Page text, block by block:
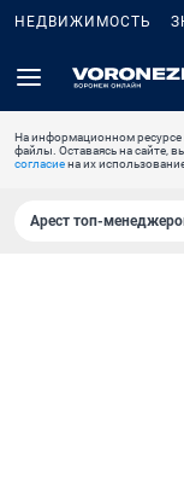
НЕДВИЖИМОСТЬ
На информационном ресурсе
файлы. Оставаясь на сайте,
согласиена их
Арест топ-